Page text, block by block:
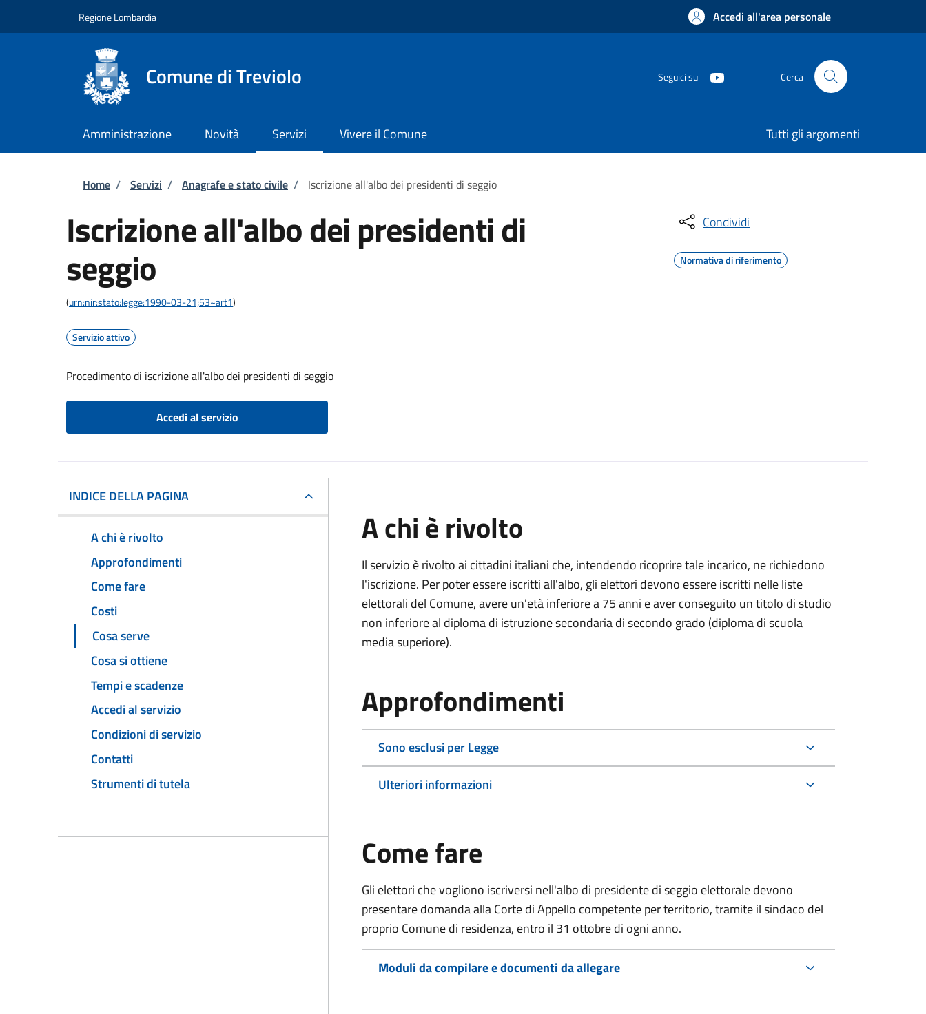
Regione Lombardia Accedi all'area personale
Comune di Treviolo Seguici su Cerca
Amministrazione Novità Servizi Vivere il Comune Tutti gli argomenti
Briciole di pane
Home / Servizi / Anagrafe e stato civile / Iscrizione all'albo dei presidenti di seggio
Iscrizione all'albo dei presidenti di
seggio
(urn:nir:stato:legge:1990-03-21;53~art1)
Servizio attivo
Procedimento di iscrizione all'albo dei presidenti di seggio
Accedi al servizio
Condividi
Normativa di riferimento
INDICE DELLA PAGINA
A chi è rivolto
Approfondimenti
Come fare
Costi
Cosa serve
Cosa si ottiene
Tempi e scadenze
Accedi al servizio
Condizioni di servizio
Contatti
Strumenti di tutela
A chi è rivolto
Il servizio è rivolto ai cittadini italiani che, intendendo ricoprire tale incarico, ne richiedono
l'iscrizione. Per poter essere iscritti all'albo, gli elettori devono essere iscritti nelle liste
elettorali del Comune, avere un'età inferiore a 75 anni e aver conseguito un titolo di studio
non inferiore al diploma di istruzione secondaria di secondo grado (diploma di scuola
media superiore).
Approfondimenti
Sono esclusi per Legge
Ulteriori informazioni
Come fare
Gli elettori che vogliono iscriversi nell'albo di presidente di seggio elettorale devono
presentare domanda alla Corte di Appello competente per territorio, tramite il sindaco del
proprio Comune di residenza, entro il 31 ottobre di ogni anno.
Moduli da compilare e documenti da allegare